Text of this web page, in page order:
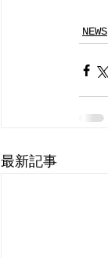
NEWS
最新記事